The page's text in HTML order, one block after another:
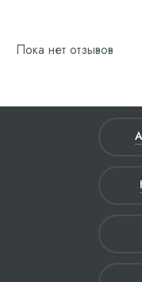
Пока нет отзывов